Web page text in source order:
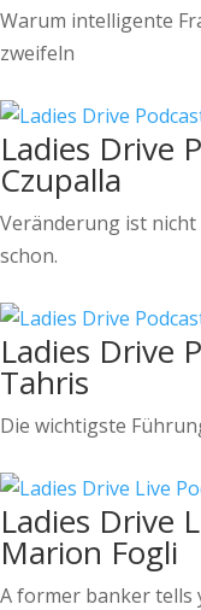
Warum intelligente
zweifeln
Ladies Drive
Czupalla
Veränderung ist
schon.
Ladies Drive
Tahris
Die wichtigste
Ladies Drive
Marion Fogli
A former banker tells